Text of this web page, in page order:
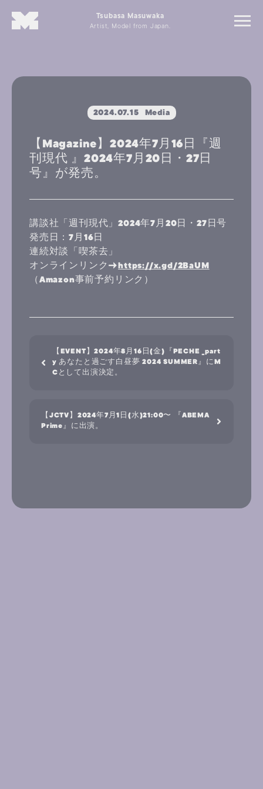
Tsubasa Masuwaka
Artist, Model from Japan.
2024.07.15 Media
【Magazine】2024年7月16日『週
刊現代 』2024年7月20日・27日
号』が発売。
講談社「週刊現代」2024年7月20日・27日号
発売日：7月16日
連続対談「喫茶去」
オンラインリンク→https://x.gd/2BaUM
（Amazon事前予約リンク）
【EVENT】2024年8月16日(金)『PECHE _part
y あなたと過ごす白昼夢 2024 SUMMER』にM
Cとして出演決定。
【JCTV】2024年7月1日(水)21:00〜 『ABEMA
Prime』に出演。